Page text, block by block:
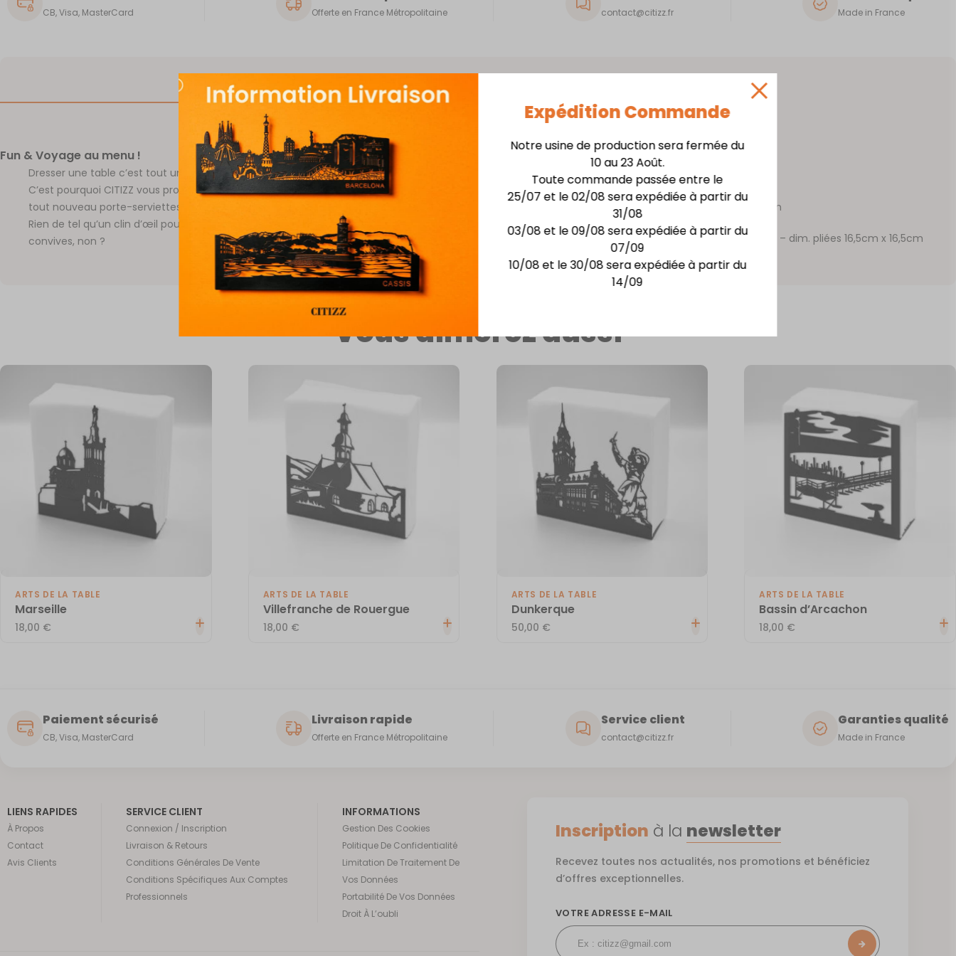
Expédition Commande
Notre usine de production sera fermée du
10 au 23 Août.
Toute commande passée entre le
25/07 et le 02/08 sera expédiée à partir du
31/08
03/08 et le 09/08 sera expédiée à partir du
07/09
10/08 et le 30/08 sera expédiée à partir du
14/09
CB, Visa, MasterCard Offerte en France Métropolitaine contact@citizz.fr Made in France
DESCRIPTION
Fun & Voyage au menu !
Dresser une table c’est tout un Art.
C’est pourquoi CITIZZ vous propose de sortir le grand jeu avec son
tout nouveau porte-serviettes à l’effigie de votre ville favorite.
Rien de tel qu’un clin d’œil pour mettre en appétit tous les
convives, non ?
Matière : Acier épaisseur 0,8mm
Finition : laquage haute résistance
5 coloris au choix : Abricot, Lagon, Rouge, Blanc, Noir
Dimensions : larg. 16 cm x haut. 15,5 cm x prof. 5,2 cm
Idéal pour un paquet de 50 serviettes dim. 33x33cm – dim. pliées 16,5cm x 16,5cm
SERVIETTES NON INCLUSES
Vous aimerez aussi
ARTS DE LA TABLE
Marseille
18,00 €
ARTS DE LA TABLE
Villefranche de Rouergue
18,00 €
ARTS DE LA TABLE
Dunkerque
50,00 €
ARTS DE LA TABLE
Bassin d’Arcachon
18,00 €
Paiement sécurisé
CB, Visa, MasterCard
Livraison rapide
Offerte en France Métropolitaine
Service client
contact@citizz.fr
Garanties qualité
Made in France
LIENS RAPIDES
À Propos
Contact
Avis Clients
SERVICE CLIENT
Connexion / Inscription
Livraison & Retours
Conditions Générales De Vente
Conditions Spécifiques Aux Comptes
Professionnels
INFORMATIONS
Gestion Des Cookies
Politique De Confidentialité
Limitation De Traitement De
Vos Données
Portabilité De Vos Données
Droit À L’oubli
Inscription à la newsletter
Recevez toutes nos actualités, nos promotions et bénéficiez
d’offres exceptionnelles.
VOTRE ADRESSE E-MAIL